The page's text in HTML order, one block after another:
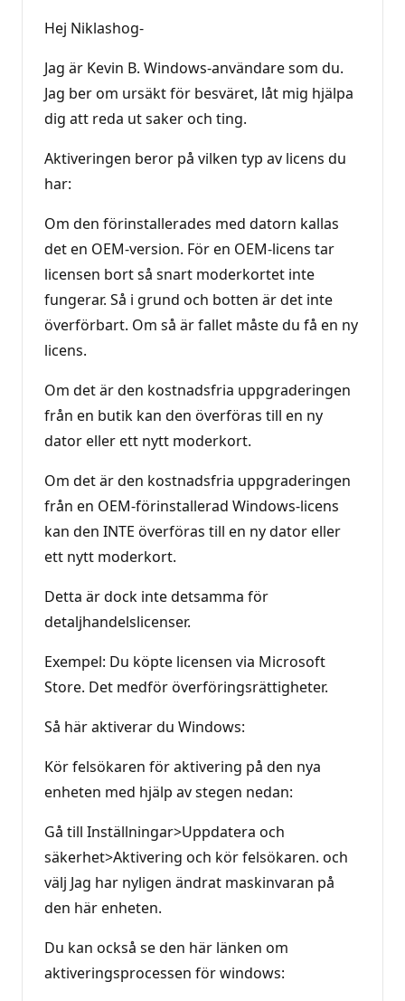
Hej Niklashog-
Jag är Kevin B. Windows-användare som du.
Jag ber om ursäkt för besväret, låt mig hjälpa
dig att reda ut saker och ting.
Aktiveringen beror på vilken typ av licens du
har:
Om den förinstallerades med datorn kallas
det en OEM-version. För en OEM-licens tar
licensen bort så snart moderkortet inte
fungerar. Så i grund och botten är det inte
överförbart. Om så är fallet måste du få en ny
licens.
Om det är den kostnadsfria uppgraderingen
från en butik kan den överföras till en ny
dator eller ett nytt moderkort.
Om det är den kostnadsfria uppgraderingen
från en OEM-förinstallerad Windows-licens
kan den INTE överföras till en ny dator eller
ett nytt moderkort.
Detta är dock inte detsamma för
detaljhandelslicenser.
Exempel: Du köpte licensen via Microsoft
Store. Det medför överföringsrättigheter.
Så här aktiverar du Windows:
Kör felsökaren för aktivering på den nya
enheten med hjälp av stegen nedan:
Gå till Inställningar>Uppdatera och
säkerhet>Aktivering och kör felsökaren. och
välj Jag har nyligen ändrat maskinvaran på
den här enheten.
Du kan också se den här länken om
aktiveringsprocessen för windows: